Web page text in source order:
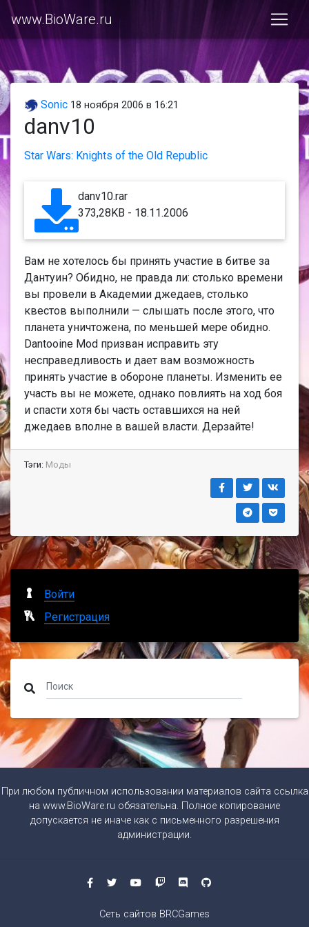
www.BioWare.ru
Sonic 18 ноября 2006 в 16:21
danv10
Star Wars: Knights of the Old Republic
danv10.rar
373,28KB - 18.11.2006
Вам не хотелось бы принять участие в битве за
Дантуин? Обидно, не правда ли: столько времени
вы провели в Академии джедаев, столько
квестов выполнили — слышать после этого, что
планета уничтожена, по меньшей мере обидно.
Dantooine Mod призван исправить эту
несправедливость и дает вам возможность
принять участие в обороне планеты. Изменить ее
участь вы не можете, однако повлиять на ход боя
и спасти хотя бы часть оставшихся на ней
джедаев вполне в вашей власти. Дерзайте!
Тэги: Моды
Войти
Регистрация
При любом публичном использовании материалов сайта ссылка
на www.BioWare.ru обязательна. Полное копирование
допускается не иначе как с письменного разрешения
администрации.
Сеть сайтов BRCGames